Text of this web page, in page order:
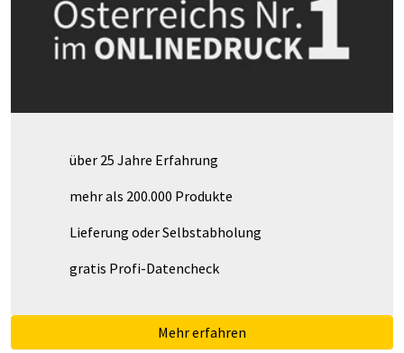
über 25 Jahre Erfahrung
mehr als 200.000 Produkte
Lieferung oder Selbstabholung
gratis Profi-Datencheck
Mehr erfahren